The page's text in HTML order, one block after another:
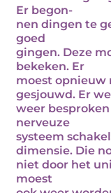
Er begon-
nen dingen te
goed
gingen. Deze
bekeken. Er
moest opnieuw
gesjouwd. Er
weer
nerveuze
systeem
dimensie. Die
niet door het
moest